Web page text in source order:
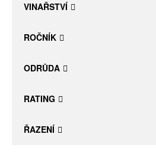
VINAŘSTVÍ
ROČNÍK
ODRŮDA
RATING
ŘAZENÍ